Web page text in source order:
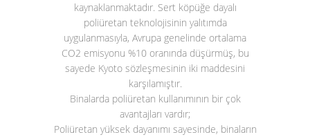
kaynaklanmaktadır. Sert köpüğe dayalı
poliüretan teknolojisinin yalıtımda
uygulanmasıyla, Avrupa genelinde ortalama
CO2 emisyonu %10 oranında düşürmüş, bu
sayede Kyoto sözleşmesinin iki maddesini
karşılamıştır.
Binalarda poliüretan kullanımının bir çok
avantajları vardır;
Poliüretan yüksek dayanımı sayesinde, binaların